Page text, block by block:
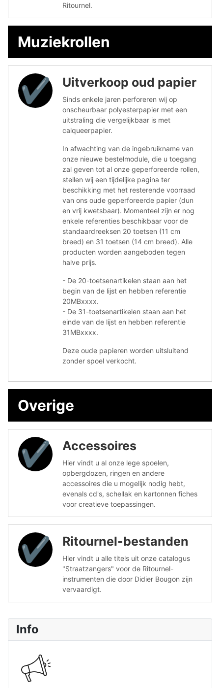
Info
Ritournel.
Muziekrollen
✔︎ Uitverkoop oud papier
Sinds enkele jaren perforeren wij op
onscheurbaar polyesterpapier met een
uitstraling die vergelijkbaar is met
calqueerpapier.
In afwachting van de ingebruikname van
onze nieuwe bestelmodule, die u toegang
zal geven tot al onze geperforeerde rollen,
stellen wij een tijdelijke pagina ter
beschikking met het resterende voorraad
van ons oude geperforeerde papier (dun
en vrij kwetsbaar). Momenteel zijn er nog
enkele referenties beschikbaar voor de
standaardreeksen 20 toetsen (11 cm
breed) en 31 toetsen (14 cm breed). Alle
producten worden aangeboden tegen
halve prijs.
- De 20-toetsenartikelen staan aan het
begin van de lijst en hebben referentie
20MBxxxx.
- De 31-toetsenartikelen staan aan het
einde van de lijst en hebben referentie
31MBxxxx.
Deze oude papieren worden uitsluitend
zonder spoel verkocht.
Overige
✔︎ Accessoires
Hier vindt u al onze lege spoelen,
opbergdozen, ringen en andere
accessoires die u mogelijk nodig hebt,
evenals cd's, schellak en kartonnen fiches
voor creatieve toepassingen.
✔︎ Ritournel-bestanden
Hier vindt u alle titels uit onze catalogus
"Straatzangers" voor de Ritournel-
instrumenten die door Didier Bougon zijn
vervaardigt.